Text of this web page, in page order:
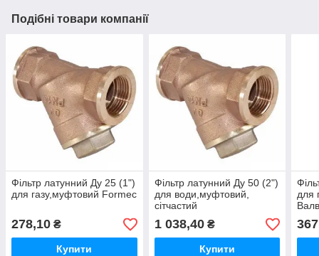
Подібні товари компанії
Фільтр латунний Ду 25 (1")
для газу,муфтовий Formec
278,10 ₴
Купити
Фільтр латунний Ду 50 (2")
для води,муфтовий,
сітчастий
1 038,40₴
Купити
для